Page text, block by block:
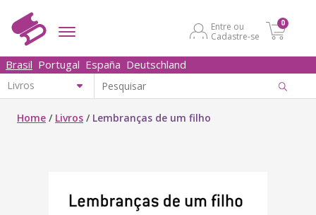
Entre ou
Cadastre-se
0
Brasil Portugal España Deutschland
Home / Livros / Lembranças de um filho